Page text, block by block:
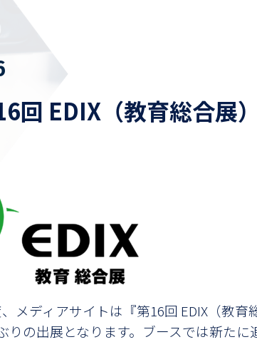
回 EDIX（教育総合展
メディアサイトは『第16回 EDIX（教育
りの出展となります。ブースでは新たに